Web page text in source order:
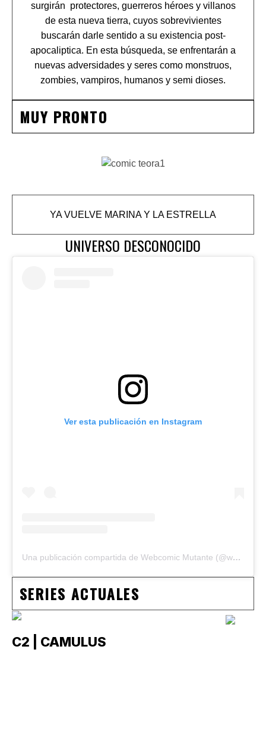
surgirán protectores, guerreros héroes y villanos
de esta nueva tierra, cuyos sobrevivientes
buscarán darle sentido a su existencia post-
apocaliptica. En esta búsqueda, se enfrentarán a
nuevas adversidades y seres como monstruos,
zombies, vampiros, humanos y semi dioses.
MUY PRONTO
YA VUELVE MARINA Y LA ESTRELLA
UNIVERSO DESCONOCIDO
Ver esta publicación en Instagram
Una publicación compartida de Webcomic Mutante (@webcomicmutante)
SERIES ACTUALES
C2 | CAMULUS